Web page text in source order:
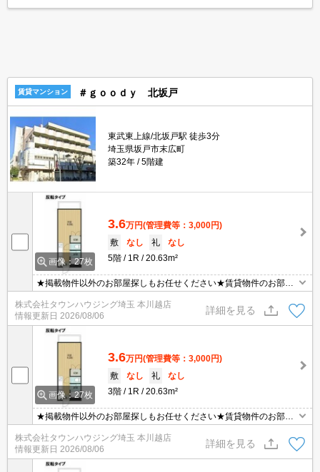
賃貸マンション ＃ｇｏｏｄｙ 北坂戸
東武東上線/北坂戸駅 徒歩3分
埼玉県坂戸市末広町
築32年
5階建
画像：27枚
3.6万円(管理費等：3,000円)
敷
なし 礼
なし
5階
1R 20.63m²
★掲載物件以外のお部屋探しもお任せください★賃貸物件のお部屋
探しはタウンハウジング本川越店へ★
株式会社タウンハウジング埼玉 本川越店
情報更新日 2026/08/06
詳細を見る
画像：27枚
3.6万円(管理費等：3,000円)
敷
なし 礼
なし
3階
1R 20.63m²
★掲載物件以外のお部屋探しもお任せください★賃貸物件のお部屋
探しはタウンハウジング本川越店へ★
株式会社タウンハウジング埼玉 本川越店
情報更新日 2026/08/06
詳細を見る